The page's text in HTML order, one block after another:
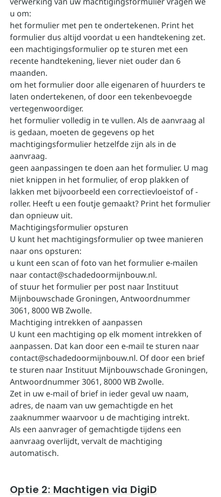
u om:
het formulier met pen te ondertekenen. Print het
formulier dus altijd voordat u een handtekening zet.
een machtigingsformulier op te sturen met een
recente handtekening, liever niet ouder dan 6
maanden.
om het formulier door alle eigenaren of huurders te
laten ondertekenen, of door een tekenbevoegde
vertegenwoordiger.
het formulier volledig in te vullen. Als de aanvraag al
is gedaan, moeten de gegevens op het
machtigingsformulier hetzelfde zijn als in de
aanvraag.
geen aanpassingen te doen aan het formulier. U mag
niet knippen in het formulier, of erop plakken of
lakken met bijvoorbeeld een correctievloeistof of -
roller. Heeft u een foutje gemaakt? Print het formulier
dan opnieuw uit.
Machtigingsformulier opsturen
U kunt het machtigingsformulier op twee manieren
naar ons opsturen:
u kunt een scan of foto van het formulier e-mailen
naar contact@schadedoormijnbouw.nl.
of stuur het formulier per post naar Instituut
Mijnbouwschade Groningen, Antwoordnummer
3061, 8000 WB Zwolle.
Machtiging intrekken of aanpassen
U kunt een machtiging op elk moment intrekken of
aanpassen. Dat kan door een e-mail te sturen naar
contact@schadedoormijnbouw.nl. Of door een brief
te sturen naar Instituut Mijnbouwschade Groningen,
Antwoordnummer 3061, 8000 WB Zwolle.
Zet in uw e-mail of brief in ieder geval uw naam,
adres, de naam van uw gemachtigde en het
zaaknummer waarvoor u de machtiging intrekt.
Als een aanvrager of gemachtigde tijdens een
aanvraag overlijdt, vervalt de machtiging
automatisch.
Optie 2: Machtigen via DigiD